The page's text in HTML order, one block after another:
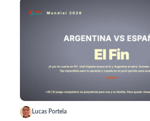
Lucas Portela